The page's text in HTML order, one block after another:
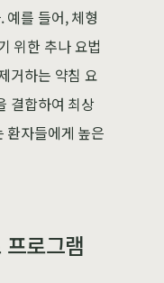
예를 들어, 체형
위한 추나 요법
거하는 약침 요
결합하여 최상
환자들에게 높은
로그램